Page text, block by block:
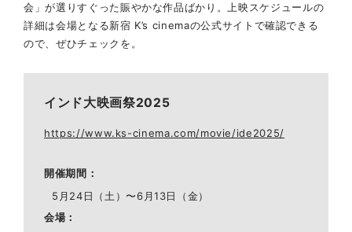
会」が選りすぐった賑やかな作品ばかり。上映スケジュールの
詳細は会場となる新宿 K’s cinemaの公式サイトで確認できる
ので、ぜひチェックを。
インド大映画祭2025
https://www.ks-cinema.com/movie/ide2025/
開催期間
5月24日（土）〜6月13日（金）
会場